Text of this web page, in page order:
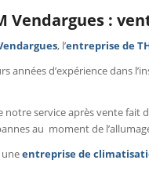
Vendargues :
, l’entreprise de
années d’expérience dans
notre service après vente fait
au moment de
entreprise de